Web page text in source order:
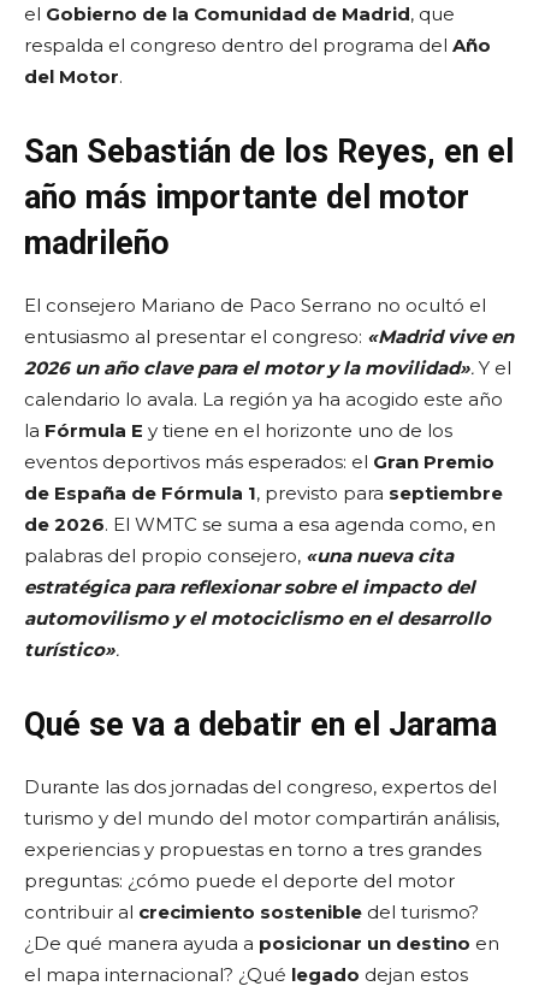
el Gobierno de la Comunidad de Madrid, que
respalda el congreso dentro del programa del Año
del Motor.
San Sebastián de los Reyes, en el
año más importante del motor
madrileño
El consejero Mariano de Paco Serrano no ocultó el
entusiasmo al presentar el congreso: «Madrid vive en
2026 un año clave para el motor y la movilidad». Y el
calendario lo avala. La región ya ha acogido este año
la Fórmula E y tiene en el horizonte uno de los
eventos deportivos más esperados: el Gran Premio
de España de Fórmula 1, previsto para septiembre
de 2026. El WMTC se suma a esa agenda como, en
palabras del propio consejero, «una nueva cita
estratégica para reflexionar sobre el impacto del
automovilismo y el motociclismo en el desarrollo
turístico».
Qué se va a debatir en el Jarama
Durante las dos jornadas del congreso, expertos del
turismo y del mundo del motor compartirán análisis,
experiencias y propuestas en torno a tres grandes
preguntas: ¿cómo puede el deporte del motor
contribuir al crecimiento sostenible del turismo?
¿De qué manera ayuda a posicionar un destino en
el mapa internacional? ¿Qué legado dejan estos